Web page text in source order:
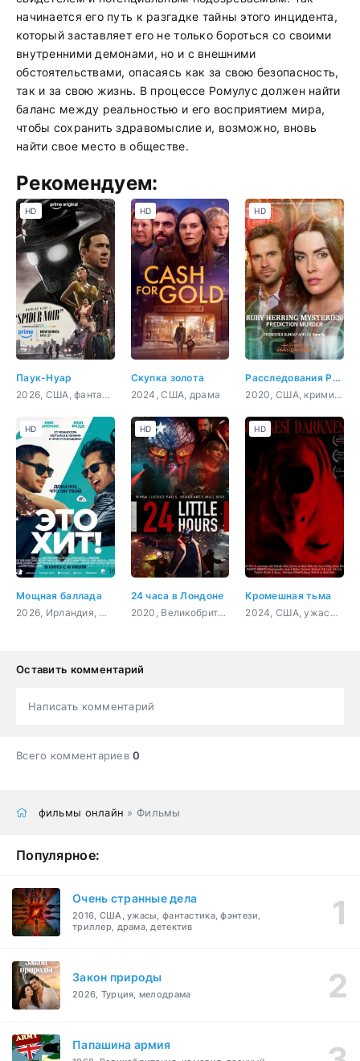
начинается его путь к разгадке тайны этого инцидента,
который заставляет его не только бороться со своими
внутренними демонами, но и с внешними
обстоятельствами, опасаясь как за свою безопасность,
так и за свою жизнь. В процессе Ромулус должен найти
баланс между реальностью и его восприятием мира,
чтобы сохранить здравомыслие и, возможно, вновь
найти свое место в обществе.
Рекомендуем:
Паук-Нуар
2026, США, фантастика, фэнтези, боевик, триллер, драма, криминал, детектив, приключения, фильм-нуар
HD
Скупка золота
2024, США, драма
HD
Расследования Руби Херринг: Предсказание убийства
2020, США, криминал, детектив
HD
Мощная баллада
2026, Ирландия, США, мюзикл, драма, комедия, музыка
HD
24 часа в Лондоне
2020, Великобритания, боевик, триллер, драма, криминал
HD
Кромешная тьма
2024, США, ужасы, драма
HD
Оставить комментарий
Написать комментарий
Всего комментариев0
фильмы онлайн » Фильмы
Популярное:
Очень странные дела
2016, США, ужасы, фантастика, фэнтези,
триллер, драма, детектив
Закон природы
2026, Турция, мелодрама
Папашина армия